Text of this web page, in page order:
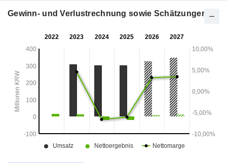
Gewinn- und Verlustrechnung sowie Schätzungen